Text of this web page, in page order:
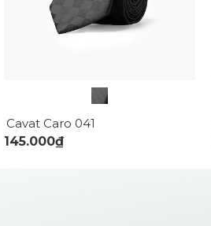
Cavat Caro 041
145.000₫